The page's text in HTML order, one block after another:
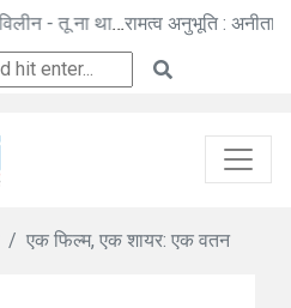
तू ही तू - हिम कण बन विलीन - तू ना था : मनोज पांडे की कविताएँ
एक फिल्म, एक शायर: एक वतन